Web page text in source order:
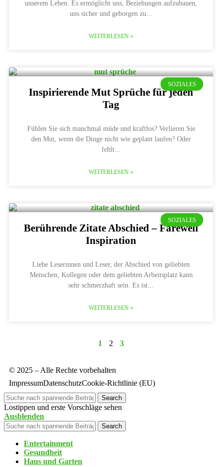
unserem Leben. Es ermöglicht uns, Beziehungen aufzubauen,
uns sicher und geborgen zu
WEITERLESEN »
SOZIALES
Inspirierende Mut Sprüche für jeden
Tag
Fühlen Sie sich manchmal müde und kraftlos? Verlieren Sie
den Mut, wenn die Dinge nicht wie geplant laufen? Oder
fehlt
WEITERLESEN »
SOZIALES
Berührende Zitate Abschied – Farewell
Inspiration
Liebe Leserinnen und Leser, der Abschied von geliebten
Menschen, Kollegen oder dem geliebten Arbeitsplatz kann
sehr schmerzhaft sein. Es ist
WEITERLESEN »
1 2 3
© 2025 – Alle Rechte vorbehalten
ImpressumDatenschutzCookie-Richtlinie (EU)
Search
Lostippen und erste Vorschläge sehen
Ausblenden
Search
Entertainment
Gesundheit
Haus und Garten